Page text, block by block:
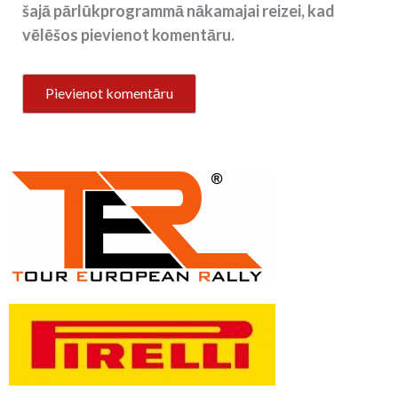
šajā pārlūkprogrammā nākamajai reizei, kad
vēlēšos pievienot komentāru.